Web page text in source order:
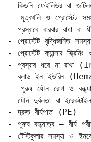
- কিডনি ফেইলিউর বা
🔸 মূত্রথলি ও প্রোস্টেট
- প্রস্রাবে বারবার বাধা বা
- প্রোস্টেট বৃদ্ধিজনিত
- প্রোস্টেট ক্যান্সার
- প্রস্রাব ধরে না
- ব্লাড ইন ইউরিন
🔸 পুরুষ যৌন রোগ ও
- যৌন দুর্বলতা বা
- দ্রুত বীর্যপাত (PE)
- পুরুষ বন্ধ্যাত্ব – বীর্য
- টেস্টিকুলার সমস্যা ও